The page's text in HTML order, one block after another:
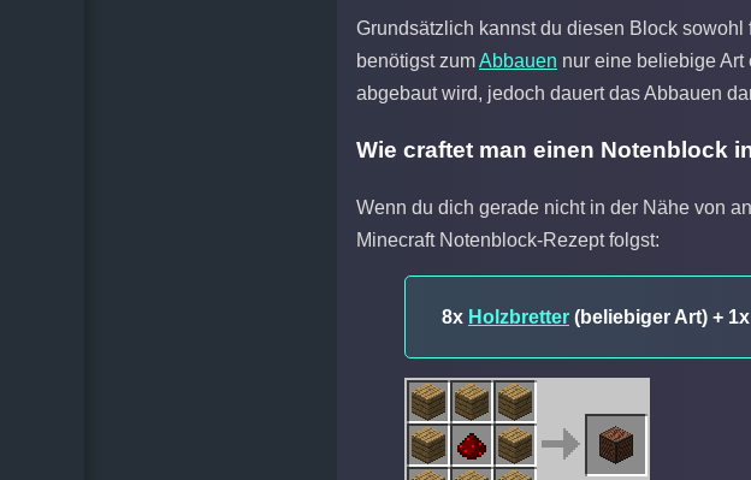
Grundsätzlich kannst du diesen Block
benötigst zumAbbauen nur eine beliebige Art
abgebaut wird, jedoch dauert das Abbauen
Wie craftet man einen Notenblock
Wenn du dich gerade nicht in der Nähe von
Minecraft Notenblock-Rezept folgst:
8x Holzbretter (beliebiger Art) + 1x